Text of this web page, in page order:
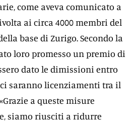
come aveva comunicato a
ai circa 4000 membri del
base di Zurigo. Secondo la
loro promesso un premio di
dato le dimissioni entro
saranno licenziamenti tra il
a queste misure
siamo riusciti a ridurre